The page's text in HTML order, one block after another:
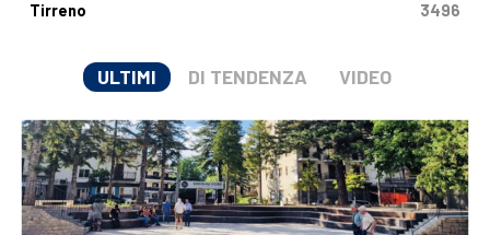
Tirreno
3496
ULTIMI DI TENDENZA VIDEO